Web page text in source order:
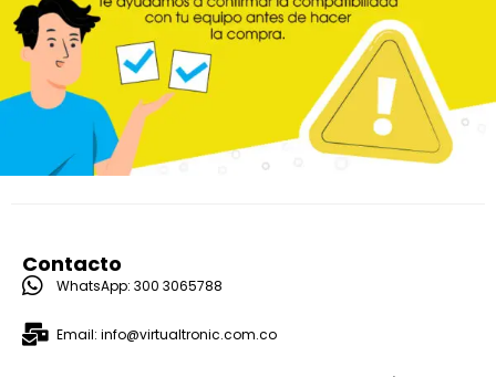
Contacto
WhatsApp: 300 3065788
Email: info@virtualtronic.com.co